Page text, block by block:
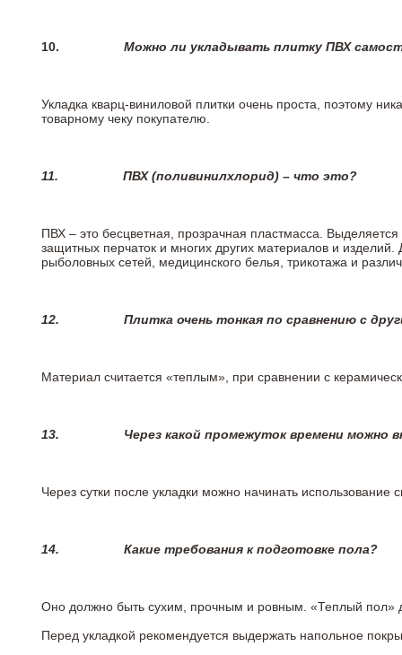
10. Можно ли укладывать плитку ПВХ
Укладка кварц-виниловой плитки очень проста, поэтому
товарному чеку покупателю.
11. ПВХ (поливинилхлорид) – что это?
ПВХ – это бесцветная, прозрачная пластмасса.
защитных перчаток и многих других материалов и
рыболовных сетей, медицинского белья, трикотажа и
12. Плитка очень тонкая по сравнению с
Материал считается «теплым», при сравнении с
13. Через какой промежуток времени можно
Через сутки после укладки можно начинать
14. Какие требования к подготовке пола?
Оно должно быть сухим, прочным и ровным. «Теплый пол»
Перед укладкой рекомендуется выдержать напольное